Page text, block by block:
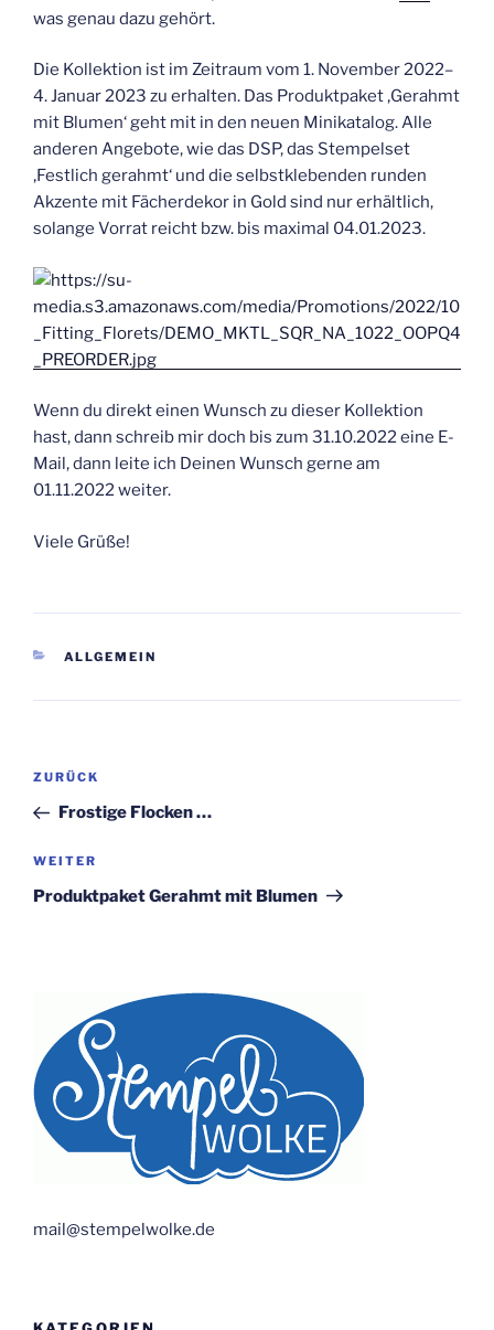
was genau dazu gehört.
Die Kollektion ist im Zeitraum vom 1. November 2022–
4. Januar 2023 zu erhalten. Das Produktpaket ‚Gerahmt
mit Blumen‘ geht mit in den neuen Minikatalog. Alle
anderen Angebote, wie das DSP, das Stempelset
‚Festlich gerahmt‘ und die selbstklebenden runden
Akzente mit Fächerdekor in Gold sind nur erhältlich,
solange Vorrat reicht bzw. bis maximal 04.01.2023.
Wenn du direkt einen Wunsch zu dieser Kollektion
hast, dann schreib mir doch bis zum 31.10.2022 eine E-
Mail, dann leite ich Deinen Wunsch gerne am
01.11.2022 weiter.
Viele Grüße!
KATEGORIEN
ALLGEMEIN
Beitragsnavigation
Vorheriger
Beitrag
ZURÜCK
Frostige Flocken …
Nächster
Beitrag
WEITER
Produktpaket Gerahmt mit Blumen
mail@stempelwolke.de